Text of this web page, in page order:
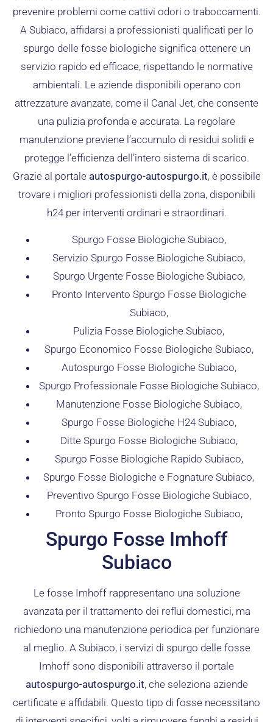
prevenire problemi come cattivi odori o traboccamenti.
A Subiaco, affidarsi a professionisti qualificati per lo
spurgo delle fosse biologiche significa ottenere un
servizio rapido ed efficace, rispettando le normative
ambientali. Le aziende disponibili operano con
attrezzature avanzate, come il Canal Jet, che consente
una pulizia profonda e accurata. La regolare
manutenzione previene l’accumulo di residui solidi e
protegge l’efficienza dell’intero sistema di scarico.
Grazie al portale autospurgo-autospurgo.it, è possibile
trovare i migliori professionisti della zona, disponibili
h24 per interventi ordinari e straordinari.
Spurgo Fosse Biologiche Subiaco,
Servizio Spurgo Fosse Biologiche Subiaco,
Spurgo Urgente Fosse Biologiche Subiaco,
Pronto Intervento Spurgo Fosse Biologiche
Subiaco,
Pulizia Fosse Biologiche Subiaco,
Spurgo Economico Fosse Biologiche Subiaco,
Autospurgo Fosse Biologiche Subiaco,
Spurgo Professionale Fosse Biologiche Subiaco,
Manutenzione Fosse Biologiche Subiaco,
Spurgo Fosse Biologiche H24 Subiaco,
Ditte Spurgo Fosse Biologiche Subiaco,
Spurgo Fosse Biologiche Rapido Subiaco,
Spurgo Fosse Biologiche e Fognature Subiaco,
Preventivo Spurgo Fosse Biologiche Subiaco,
Pronto Spurgo Fosse Biologiche Subiaco,
Spurgo Fosse Imhoff
Subiaco
Le fosse Imhoff rappresentano una soluzione
avanzata per il trattamento dei reflui domestici, ma
richiedono una manutenzione periodica per funzionare
al meglio. A Subiaco, i servizi di spurgo delle fosse
Imhoff sono disponibili attraverso il portale
autospurgo-autospurgo.it, che seleziona aziende
certificate e affidabili. Questo tipo di fosse necessitano